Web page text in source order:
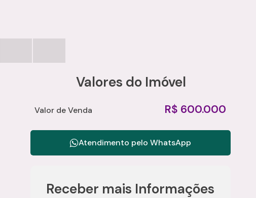
Valores do Imóvel
R$ 600.000
Valor de Venda
Atendimento peloWhatsApp
Receber mais Informações